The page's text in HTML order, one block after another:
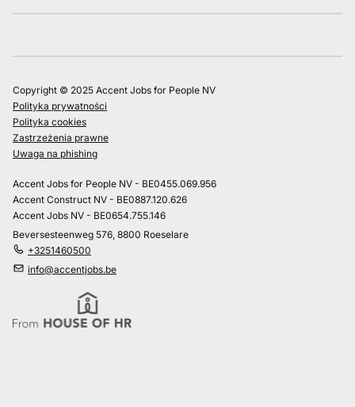
Copyright © 2025 Accent Jobs for People NV
Polityka prywatności
Polityka cookies
Zastrzeżenia prawne
Uwaga na phishing
Accent Jobs for People NV - BE0455.069.956
Accent Construct NV - BE0887.120.626
Accent Jobs NV - BE0654.755.146
Beversesteenweg 576, 8800 Roeselare
+3251460500
info@accentjobs.be